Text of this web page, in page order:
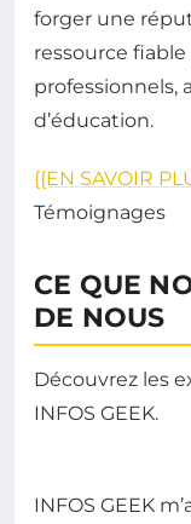
forger une
ressource
professionnels,
d’éducation.
{{EN SAVOIR
Témoignages
CE QUE
DE NOUS
Découvrez les
INFOS GEEK.
INFOS GEEK